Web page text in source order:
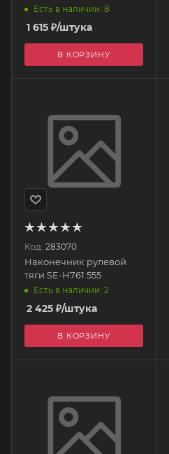
короткий (1шт) 11635 02
LEMFORDER
Есть в наличии: 8
1 615 ₽/штука
В КОРЗИНУ
Код: 283070
Наконечник рулевой
тяги SE-H761 555
Есть в наличии: 2
2 425 ₽/штука
В КОРЗИНУ